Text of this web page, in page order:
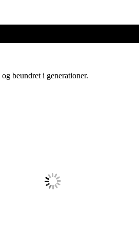
beundret i generationer.